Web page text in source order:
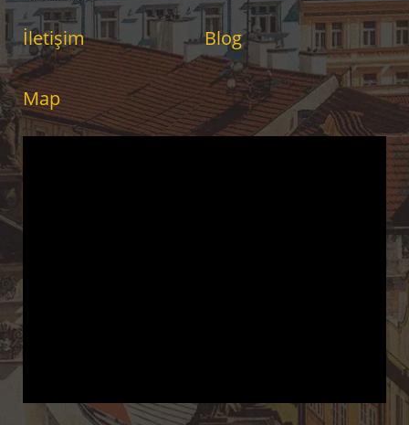
İletişim Blog
Map